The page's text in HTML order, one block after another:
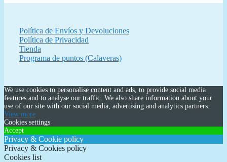
Política de Envíos y Devoluciones
Política de Privacidad
Tienda
Programa de puntos (Calaveras)
We use cookies to personalise content and ads, to provide social media
features and to analyse our traffic. We also share information about your
use of our site with our social media, advertising and analytics partners.
View more
Cookies settings
Accept
Privacy & Cookie policy
Privacy & Cookies policy
Cookies list